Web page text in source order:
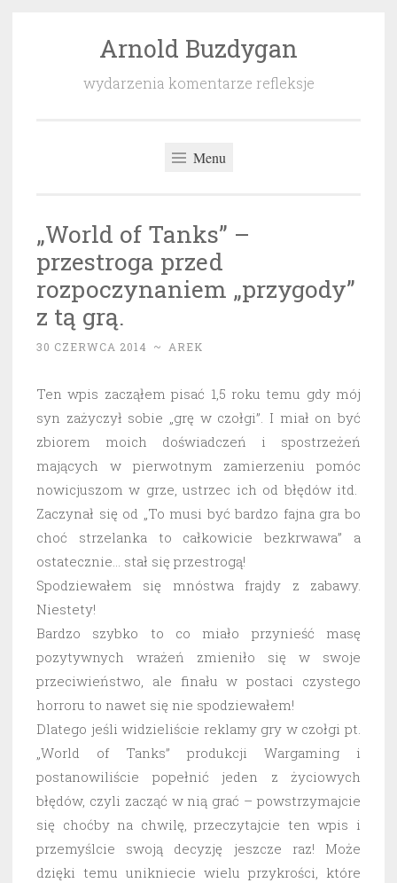
Arnold Buzdygan
wydarzenia komentarze refleksje
Menu
„World of Tanks” –
przestroga przed
rozpoczynaniem „przygody”
z tą grą.
30 CZERWCA 2014 ~ AREK
Ten wpis zacząłem pisać 1,5 roku temu gdy mój
syn zażyczył sobie „grę w czołgi”. I miał on być
zbiorem moich doświadczeń i spostrzeżeń
mających w pierwotnym zamierzeniu pomóc
nowicjuszom w grze, ustrzec ich od błędów itd.
Zaczynał się od „To musi być bardzo fajna gra bo
choć strzelanka to całkowicie bezkrwawa” a
ostatecznie… stał się przestrogą!
Spodziewałem się mnóstwa frajdy z zabawy.
Niestety!
Bardzo szybko to co miało przynieść masę
pozytywnych wrażeń zmieniło się w swoje
przeciwieństwo, ale finału w postaci czystego
horroru to nawet się nie spodziewałem!
Dlatego jeśli widzieliście reklamy gry w czołgi pt.
„World of Tanks” produkcji Wargaming i
postanowiliście popełnić jeden z życiowych
błędów, czyli zacząć w nią grać – powstrzymajcie
się choćby na chwilę, przeczytajcie ten wpis i
przemyślcie swoją decyzję jeszcze raz! Może
dzięki temu unikniecie wielu przykrości, które